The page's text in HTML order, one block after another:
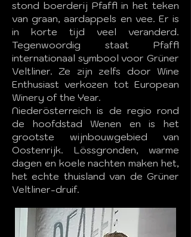
stond boerderij Pfaffl in het teken
van graan, aardappels en vee. Er is
in korte tijd veel veranderd.
Tegenwoordig staat Pfaffl
internationaal symbool voor Grüner
Veltliner. Ze zijn zelfs door Wine
Enthusiast verkozen tot European
Winery of the Year.
Niederösterreich is de regio rond
de hoofdstad Wenen en is het
grootste wijnbouwgebied van
Oostenrijk. Lössgronden, warme
dagen en koele nachten maken het,
het echte thuisland van de Grüner
Veltliner-druif.